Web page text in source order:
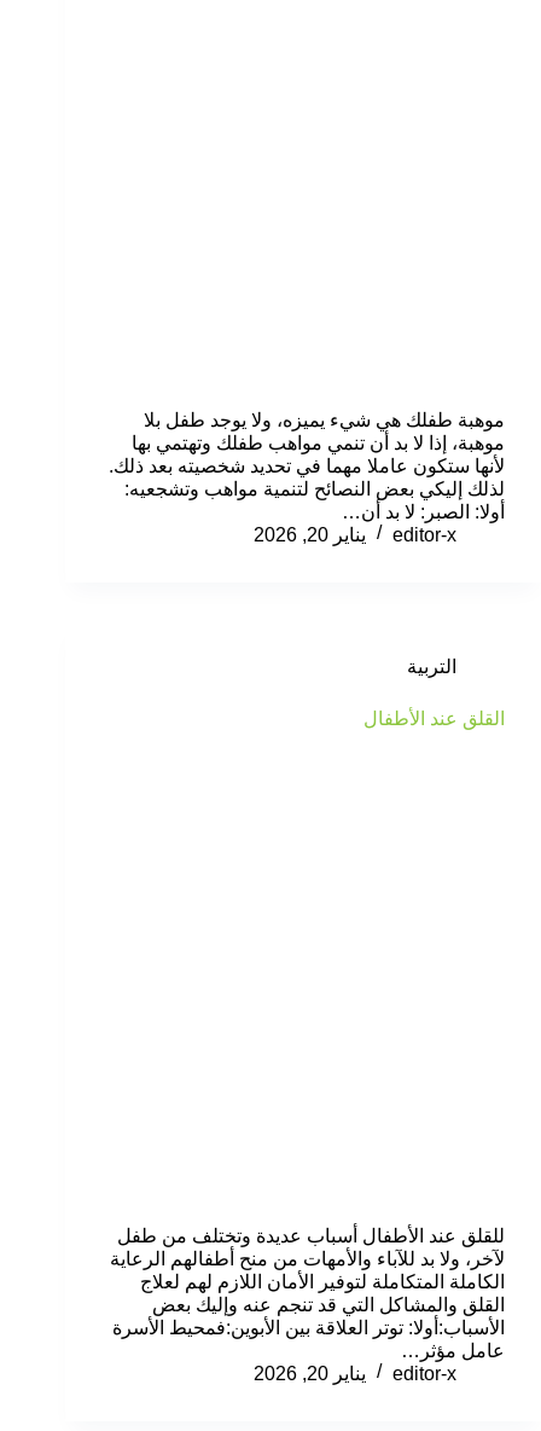
موهبة طفلك هي شيء يميزه، ولا يوجد طفل بلا
موهبة، إذا لا بد أن تنمي مواهب طفلك وتهتمي بها
لأنها ستكون عاملا مهما في تحديد شخصيته بعد ذلك.
لذلك إليكي بعض النصائح لتنمية مواهب وتشجعيه:
أولا: الصبر: لا بد أن…
editor-x
يناير 20, 2026
التربية
القلق عند الأطفال
للقلق عند الأطفال أسباب عديدة وتختلف من طفل
لآخر، ولا بد للآباء والأمهات من منح أطفالهم الرعاية
الكاملة المتكاملة لتوفير الأمان اللازم لهم لعلاج
القلق والمشاكل التي قد تنجم عنه وإليك بعض
الأسباب:أولا: توتر العلاقة بين الأبوين:فمحيط الأسرة
عامل مؤثر…
editor-x
يناير 20, 2026